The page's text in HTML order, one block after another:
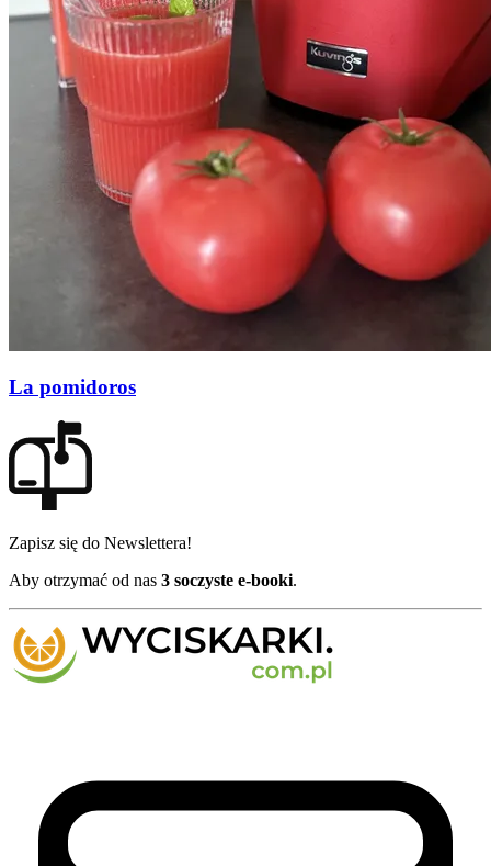
La pomidoros
Zapisz się do Newslettera!
Aby otrzymać od nas 3 soczyste e-booki.